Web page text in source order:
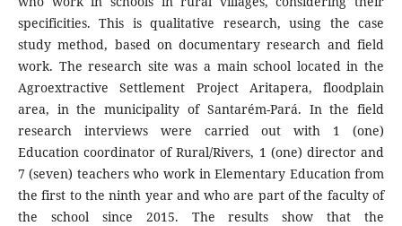
specificities. This is qualitative research, using the case
study method, based on documentary research and field
work. The research site was a main school located in the
Agroextractive Settlement Project Aritapera, floodplain
area, in the municipality of Santarém-Pará. In the field
research interviews were carried out with 1 (one)
Education coordinator of Rural/Rivers, 1 (one) director and
7 (seven) teachers who work in Elementary Education from
the first to the ninth year and who are part of the faculty of
the school since 2015. The results show that the